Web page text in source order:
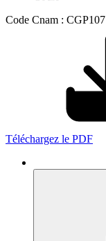
Code Cnam : CGP107
Téléchargez le PDF